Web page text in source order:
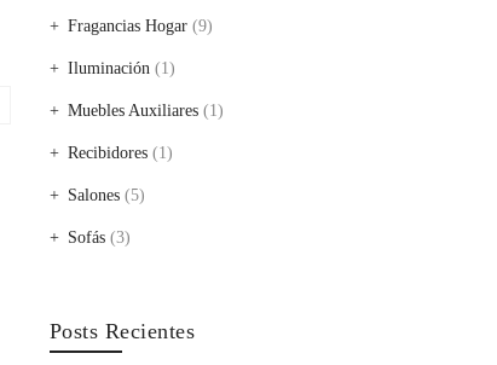
Fragancias Hogar(9)
Iluminación(1)
Muebles Auxiliares(1)
Recibidores(1)
Salones(5)
Sofás(3)
Posts Recientes